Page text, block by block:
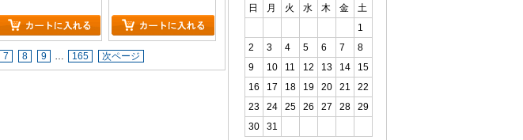
7 8 9 … 165 次ページ
日
月 火 水 木 金
土
1
2
3 4 5 6 7
8
9
10 11 12 13 14
15
16
17 18 19 20 21
22
23
24 25 26 27 28
29
30
31